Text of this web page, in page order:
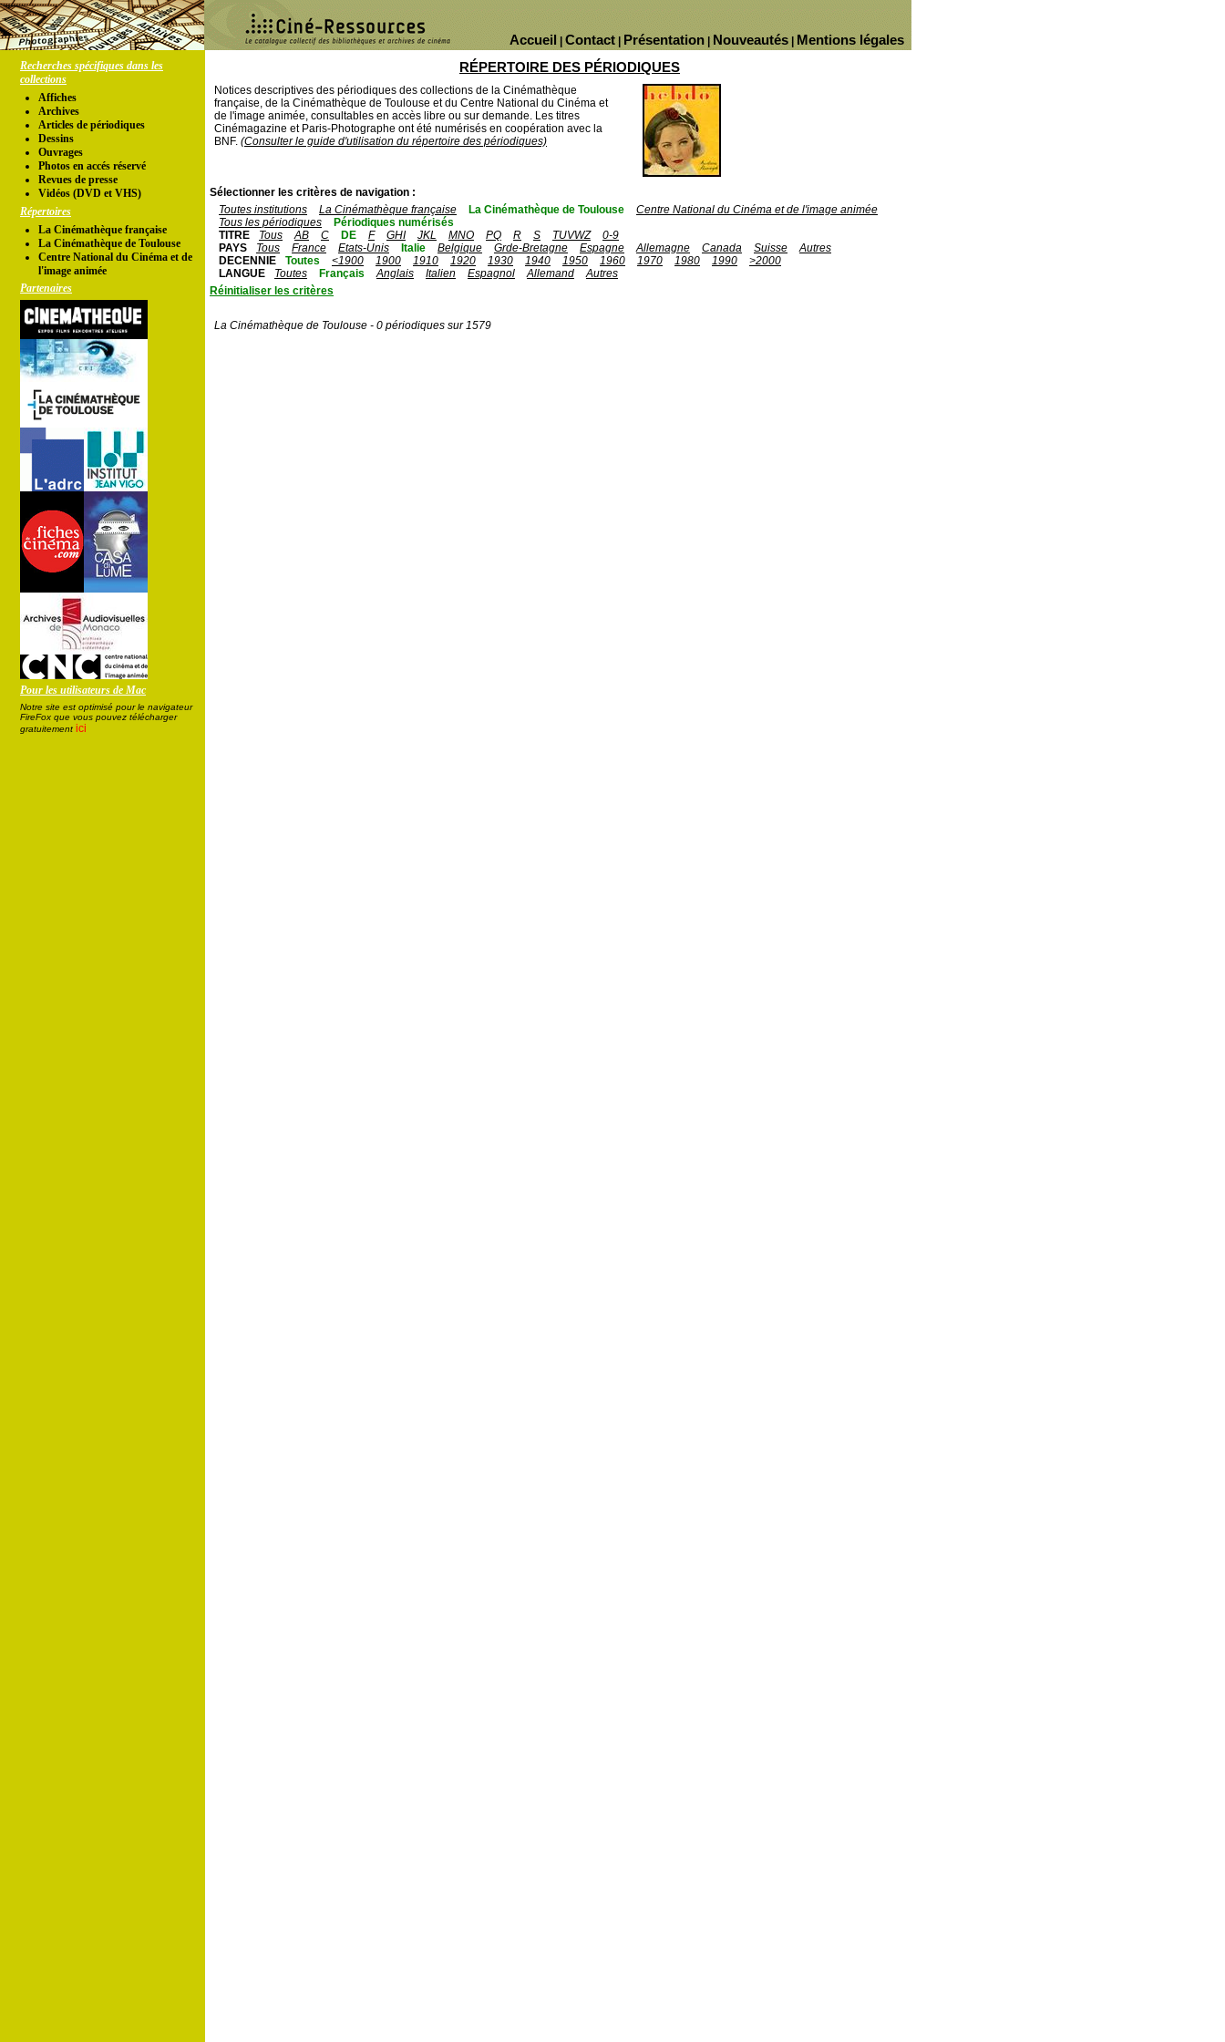
Mentions légales
Nouveautés
Présentation
Contact
Accueil
Recherches spécifiques dans les
collections
Affiches
Archives
Articles de périodiques
Dessins
Ouvrages
Photos en accés réservé
Revues de presse
Vidéos (DVD et VHS)
Répertoires
La Cinémathèque française
La Cinémathèque de Toulouse
Centre National du Cinéma et de
l'image animée
Partenaires
Pour les utilisateurs de Mac
Notre site est optimisé pour le navigateur
FireFox que vous pouvez télécharger
gratuitement ici
RÉPERTOIRE DES PÉRIODIQUES
Notices descriptives des périodiques des collections de la Cinémathèque
française, de la Cinémathèque de Toulouse et du Centre National du Cinéma et
de l'image animée, consultables en accès libre ou sur demande. Les titres
Cinémagazine et Paris-Photographe ont été numérisés en coopération avec la
BNF. (Consulter le guide d'utilisation du répertoire des périodiques)
Sélectionner les critères de navigation :
Toutes institutions
La Cinémathèque française La Cinémathèque de Toulouse
Centre National du Cinéma et de l'image animée
Tous les périodiques
Périodiques numérisés
TITRE
Tous AB C DE F GHI JKL MNO PQ R S TUVWZ
0-9
PAYS
Tous France Etats-Unis Italie Belgique Grde-Bretagne Espagne Allemagne Canada Suisse
Autres
DECENNIE
Toutes <1900 1900 1910 1920 1930 1940 1950 1960 1970 1980 1990
>2000
LANGUE
Toutes Français Anglais Italien Espagnol Allemand
Autres
Réinitialiser les critères
La Cinémathèque de Toulouse - 0 périodiques sur 1579